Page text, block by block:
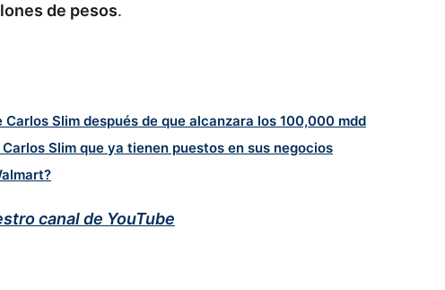
de pesos.
Slim después de que alcanzara los 100,000 mdd
Slim que ya tienen puestos en sus negocios
canal de YouTube